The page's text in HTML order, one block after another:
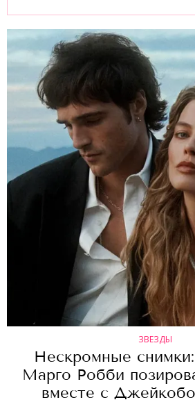
ЗВЕЗДЫ
Нескромные снимки:
Марго Робби
вместе с